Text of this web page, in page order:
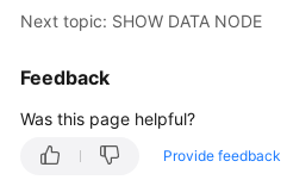
Performance
Paper
FAQs
Next topic: SHOW DATA NODE
Feedback
Was this page helpful?
Provide feedback